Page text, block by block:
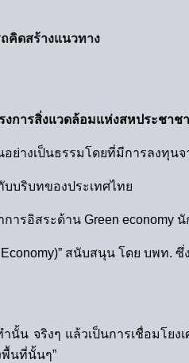
คิดสร้างแนวทาง
งการสิ่งแวดล้อมแห่งสหประชาช
างเป็นธรรมโดยที่มีการลงทุ
บริบทของประเทศไทย
รอิสระด้าน Green economy
สนับสนุน โดย บพ
นั้น จริงๆ แล้วเป็นการเชื่อม
พื้นที่นั้นๆ”